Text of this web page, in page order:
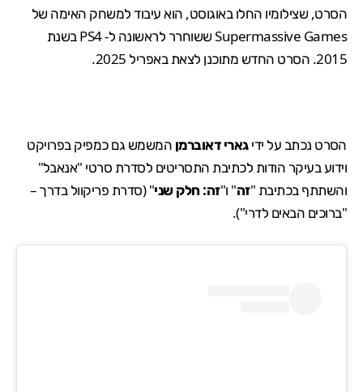
הסרט, שצילומיו החלו באוגוסט, הוא עיבוד למשחק האימה של
Supermassive Games
ששוחרר לראשונה ל- PS4 בשנת
2015. הסרט החדש מתוכנן לצאת באפריל 2025.
הסרט נכתב על ידיגארי דאוברמן המשמש גם כמפיק בפרויקט
וידוע בעיקר הודות לכתיבת התסריטים לסדרת סרטי "אנאבל"
והשתתף בכתיבת "זה" ו"זה: חלק שני" (סדרת פריקוול בדרך –
"ברוכים הבאים לדרי").